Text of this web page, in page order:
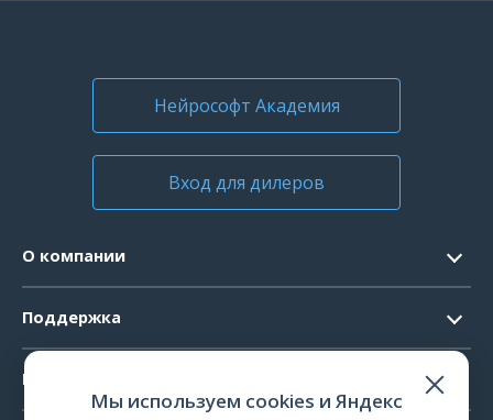
Нейрософт Академия
Вход для дилеров
О компании
Официальные документы
Поддержка
Системные требования
Продукты
Мы используем cookies и Яндекс